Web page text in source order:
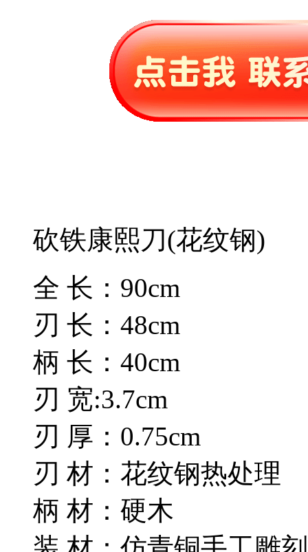
砍铁康熙刀(花纹钢)
全 长：90cm
刃 长：48cm
柄 长：40cm
刃 宽:3.7cm
刃 厚：0.75cm
刃 材：花纹钢热处理
柄 材：硬木